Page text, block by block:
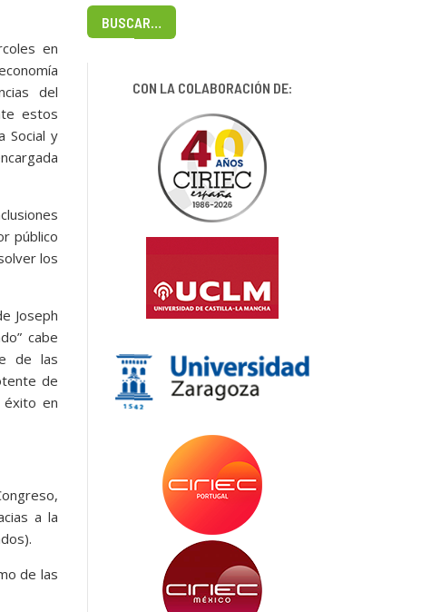
en
del
estos
Social y
público
los
Joseph
cabe
de las
de
éxito en
a la
de las
BUSCAR…
CON LA COLABORACIÓN DE: